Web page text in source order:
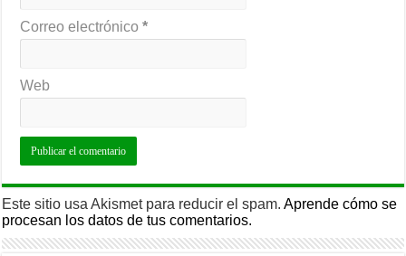
Correo electrónico*
Web
Este sitio usa Akismet para reducir el spam.Aprende cómo se
procesan los datos de tus comentarios.